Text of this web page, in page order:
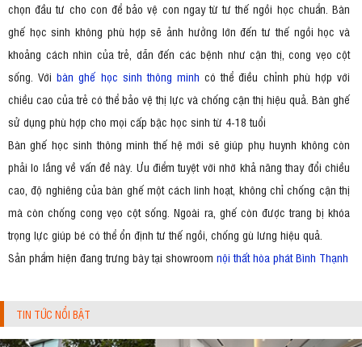
chọn đầu tư cho con để bảo vệ con ngay từ tư thế ngồi học chuẩn. Bàn
ghế học sinh không phù hợp sẽ ảnh hưởng lớn đến tư thế ngồi học và
khoảng cách nhìn của trẻ, dẫn đến các bệnh như cận thị, cong vẹo cột
sống. Vớibàn ghế học sinh thông minh có thể điều chỉnh phù hợp với
chiều cao của trẻ có thể bảo vệ thị lực và chống cận thị hiệu quả. Bàn ghế
sử dụng phù hợp cho mọi cấp bậc học sinh từ 4-18 tuổi
Bàn ghế học sinh thông minh thế hệ mới sẽ giúp phụ huynh không còn
phải lo lắng về vấn đề này. Ưu điểm tuyệt vời nhờ khả năng thay đổi chiều
cao, độ nghiêng của bàn ghế một cách linh hoạt, không chỉ chống cận thị
mà còn chống cong vẹo cột sống. Ngoài ra, ghế còn được trang bị khóa
trọng lực giúp bé có thể ổn định tư thế ngồi, chống gù lưng hiệu quả.
Sản phẩm hiện đang trưng bày tại showroom nội thất hòa phát Bình Thạnh
TIN TỨC NỔI BẬT